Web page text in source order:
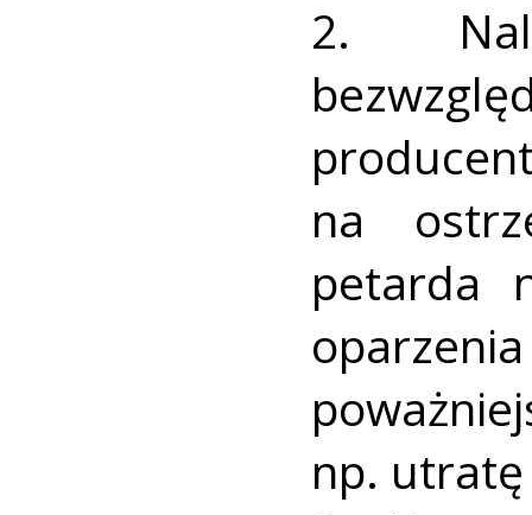
2.
na
petarda
np. utratę